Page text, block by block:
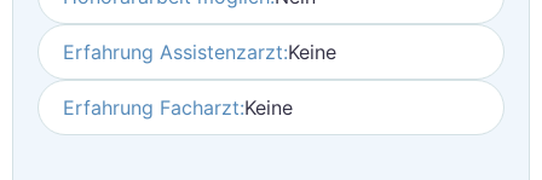
Erfahrung Assistenzarzt:Keine
Erfahrung Facharzt:Keine